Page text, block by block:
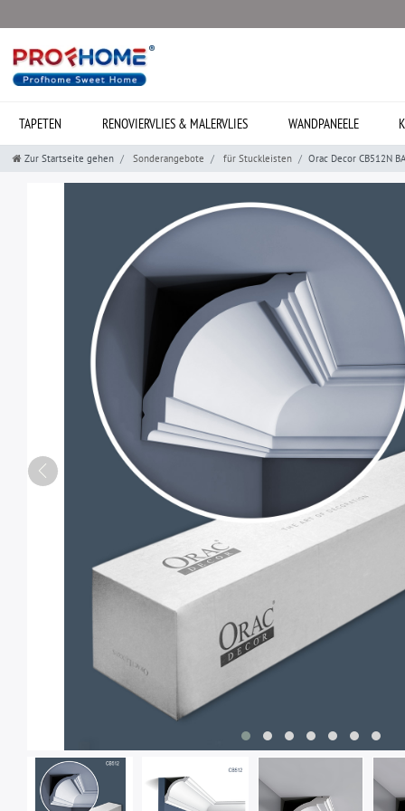
TAPETEN RENOVIERVLIES & MALERVLIES WANDPANEELE
Zur Startseite gehen Sonderangebote für Stuckleisten Orac Decor CB512N